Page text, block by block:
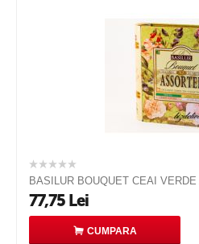
BASILUR BOUQUET CEAI
77,75 Lei
CUMPARA